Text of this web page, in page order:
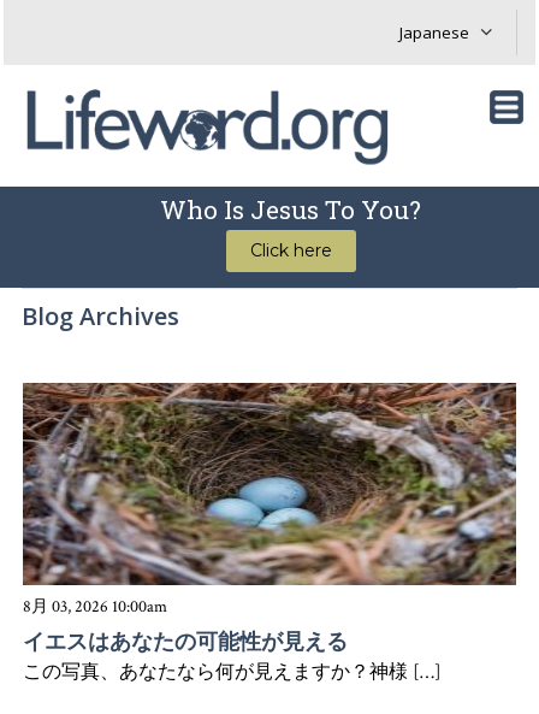
Who Is Jesus To You?
Click here
Blog Archives
8月 03, 2026 10:00am
イエスはあなたの可能性が見える
この写真、あなたなら何が見えますか？神様 […]